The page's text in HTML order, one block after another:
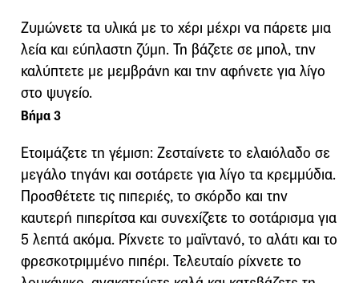
Ζυμώνετε τα υλικά με το χέρι μέχρι να πάρετε μια
λεία και εύπλαστη ζύμη. Τη βάζετε σε μπολ, την
καλύπτετε με μεμβράνη και την αφήνετε για λίγο
στο ψυγείο.
Βήμα 3
Ετοιμάζετε τη γέμιση: Ζεσταίνετε το ελαιόλαδο σε
μεγάλο τηγάνι και σοτάρετε για λίγο τα κρεμμύδια.
Προσθέτετε τις πιπεριές, το σκόρδο και την
καυτερή πιπερίτσα και συνεχίζετε το σοτάρισμα για
5 λεπτά ακόμα. Ρίχνετε το μαϊντανό, το αλάτι και το
φρεσκοτριμμένο πιπέρι. Τελευταίο ρίχνετε το